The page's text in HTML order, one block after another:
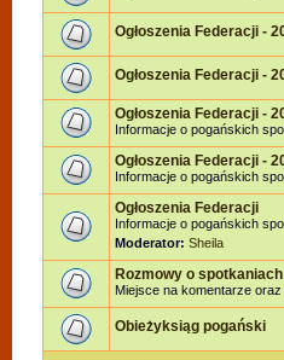
Ogłoszenia Federacji -
Ogłoszenia Federacji -
Ogłoszenia Federacji -
Informacje o pogańskich
Ogłoszenia Federacji -
Informacje o pogańskich
Ogłoszenia Federacji
Informacje o pogańskich
Moderator: Sheila
Rozmowy o spotkaniach
Miejsce na komentarze oraz
Obieżyksiąg pogański